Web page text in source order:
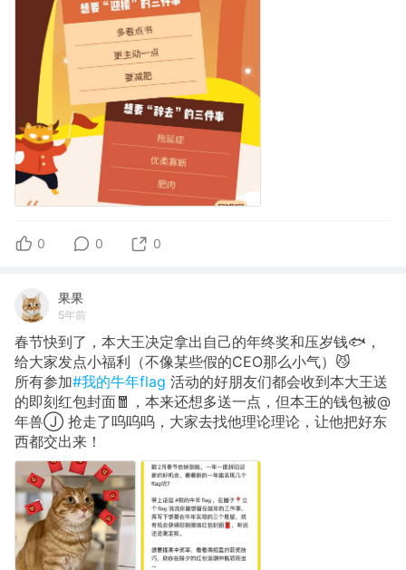
0 0 0
果果
5年前
春节快到了，本大王决定拿出自己的年终奖和压岁钱🐟，
给大家发点小福利（不像某些假的CEO那么小气）😼
所有参加#我的牛年flag 活动的好朋友们都会收到本大王送
的即刻红包封面🧧，本来还想多送一点，但本王的钱包被@
年兽Ⓙ 抢走了呜呜呜，大家去找他理论理论，让他把好东
西都交出来！